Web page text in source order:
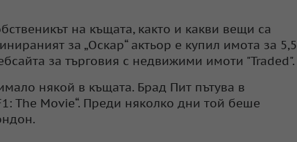
на къщата, както и какви вещи са
за „Оскар“ актьор е купил имота за 5,5
за търговия с недвижими имоти "Traded".
някой в къщата. Брад Пит пътува в
The Movie“. Преди няколко дни той беше